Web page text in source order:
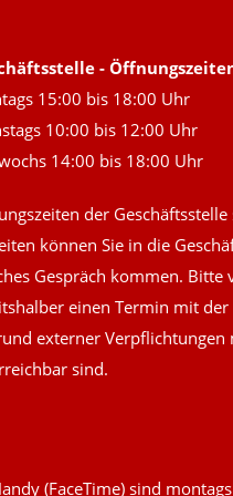
-
15:00 bis 18:00 Uhr
10:00 bis 12:00 Uhr
14:00 bis 18:00 Uhr
der Geschäftsstelle
können Sie in die
Gespräch kommen. Bitte
einen Termin mit der
externer Verpflichtungen
sind.
(FaceTime) sind